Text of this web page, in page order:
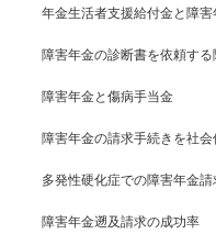
年金生活者支援給付金と障害
障害年金の診断書を依頼する
障害年金と傷病手当金
障害年金の請求手続きを社
多発性硬化症での障害年金請
障害年金遡及請求の成功率